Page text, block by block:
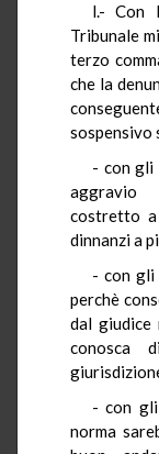
l.- Con
Tribunale
terzo
che la
sospensivo
- con gli
aggravio
costretto a
dinnanzi a
- con gli
perchè
dal giudice
conosca
- con
norma